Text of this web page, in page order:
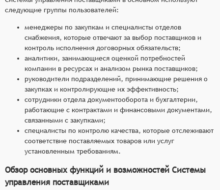
следующие группы пользователей:
менеджеры по закупкам и специалисты отделов
снабжения, которые отвечают за выбор поставщиков и
контроль исполнения договорных обязательств;
аналитики, занимающиеся оценкой потребностей
компании в ресурсах и анализом рынка поставщиков;
руководители подразделений, принимающие решения о
закупках и контролирующие их эффективность;
сотрудники отдела документооборота и бухгалтерии,
работающие с контрактами и финансовыми документами,
связанными с закупками;
специалисты по контролю качества, которые отслеживают
соответствие поставляемых товаров или услуг
установленным требованиям.
Обзор основных функций и возможностей Системы
управления поставщиками